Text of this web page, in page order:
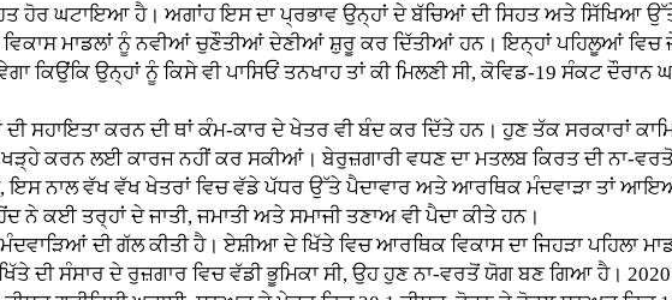
ਹੋਰ ਘਟਾਇਆ ਹੈ। ਅਗਾਂਹ ਇਸ ਦਾ ਪ੍ਰਭਾਵ ਉਨ੍ਹਾਂ ਦੇ ਬੱਚਿਆਂ ਦੀ ਸਿਹਤ ਅਤੇ ਸਿੱਖਿਆ
ਮਾਡਲਾਂ ਨੂੰ ਨਵੀਆਂ ਚੁਣੌਤੀਆਂ ਦੇਣੀਆਂ ਸ਼ੁਰੂ ਕਰ ਦਿੱਤੀਆਂ ਹਨ। ਇਨ੍ਹਾਂ ਪਹਿਲੂਆਂ ਵਿਚ
ਕਿਉਂਕਿ ਉਨ੍ਹਾਂ ਨੂੰ ਕਿਸੇ ਵੀ ਪਾਸਿਓਂ ਤਨਖਾਹ ਤਾਂ ਕੀ ਮਿਲਣੀ ਸੀ, ਕੋਵਿਡ-19 ਸੰਕਟ
ਸਹਾਇਤਾ ਕਰਨ ਦੀ ਥਾਂ ਕੰਮ-ਕਾਰ ਦੇ ਖੇਤਰ ਵੀ ਬੰਦ ਕਰ ਦਿੱਤੇ ਹਨ। ਹੁਣ ਤੱਕ ਸਰਕਾਰਾਂ
ਕਰਨ ਲਈ ਕਾਰਜ ਨਹੀਂ ਕਰ ਸਕੀਆਂ। ਬੇਰੁਜ਼ਗਾਰੀ ਵਧਣ ਦਾ ਮਤਲਬ ਕਿਰਤ ਦੀ ਨਾ-ਵਰਤੋਂ
ਇਸ ਨਾਲ ਵੱਖ ਵੱਖ ਖੇਤਰਾਂ ਵਿਚ ਵੱਡੇ ਪੱਧਰ ਉੱਤੇ ਪੈਦਾਵਾਰ ਅਤੇ ਆਰਥਿਕ ਮੰਦਵਾੜਾ ਤਾਂ
ਕਈ ਤਰ੍ਹਾਂ ਦੇ ਜਾਤੀ, ਜਮਾਤੀ ਅਤੇ ਸਮਾਜੀ ਤਣਾਅ ਵੀ ਪੈਦਾ ਕੀਤੇ ਹਨ।
ਦੀ ਗੱਲ ਕੀਤੀ ਹੈ। ਏਸ਼ੀਆ ਦੇ ਖਿੱਤੇ ਵਿਚ ਆਰਥਿਕ ਵਿਕਾਸ ਦਾ ਜਿਹੜਾ ਪਹਿਲਾ
ਦੀ ਸੰਸਾਰ ਦੇ ਰੁਜ਼ਗਾਰ ਵਿਚ ਵੱਡੀ ਭੂਮਿਕਾ ਸੀ, ਉਹ ਹੁਣ ਨਾ-ਵਰਤੋਂ ਯੋਗ ਬਣ ਗਿਆ ਹੈ।